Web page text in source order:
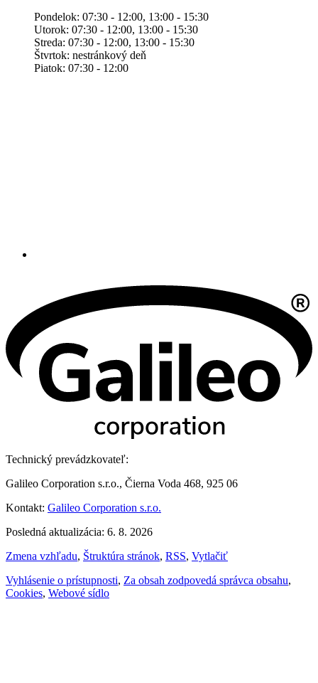
Pondelok: 07:30 - 12:00, 13:00 - 15:30
Utorok: 07:30 - 12:00, 13:00 - 15:30
Streda: 07:30 - 12:00, 13:00 - 15:30
Štvrtok: nestránkový deň
Piatok: 07:30 - 12:00
Technický prevádzkovateľ:
Galileo Corporation s.r.o., Čierna Voda 468, 925 06
Kontakt: Galileo Corporation s.r.o.
Posledná aktualizácia: 6. 8. 2026
Zmena vzhľadu, Štruktúra stránok, RSS, Vytlačiť
Vyhlásenie o prístupnosti, Za obsah zodpovedá správca obsahu,
Cookies, Webové sídlo